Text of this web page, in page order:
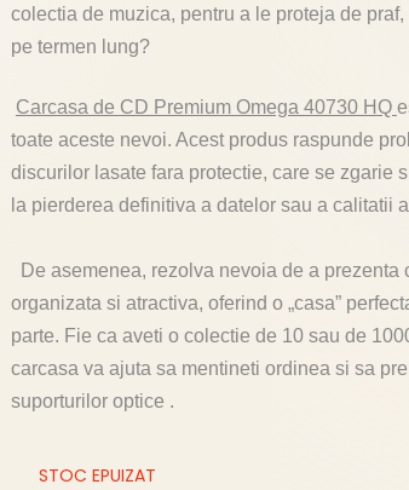
colectia de muzica, pentru a le proteja de
pe termen lung?
Carcasa de CD Premium Omega 40730 HQ
toate aceste nevoi. Acest produs raspunde
discurilor lasate fara protectie, care se zgarie
la pierderea definitiva a datelor sau a calitatii
De asemenea, rezolva nevoia de a prezenta
organizata si atractiva, oferind o „casa”
parte. Fie ca aveti o colectie de 10 sau de
carcasa va ajuta sa mentineti ordinea si sa
suporturilor optice .
STOC EPUIZAT